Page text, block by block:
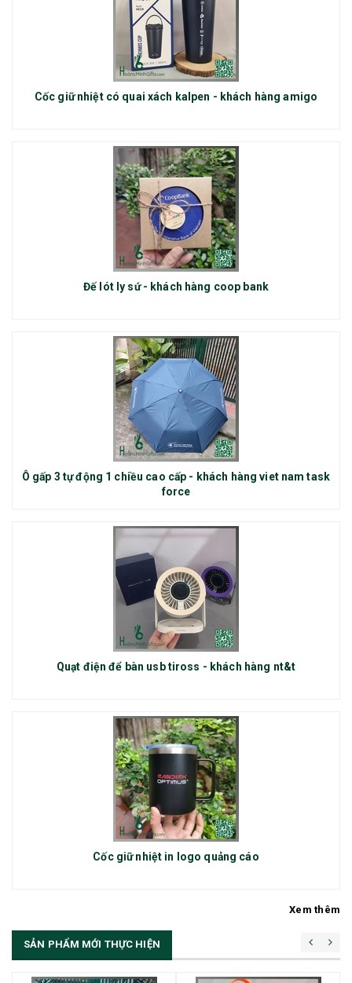
Cốc giữ nhiệt có quai xách kalpen - khách hàng amigo
Đế lót ly sứ - khách hàng coop bank
Ô gấp 3 tự động 1 chiều cao cấp - khách hàng viet nam task
force
Quạt điện để bàn usb tiross - khách hàng nt&t
Cốc giữ nhiệt in logo quảng cáo
Xem thêm
SẢN PHẨM MỚI THỰC HIỆN